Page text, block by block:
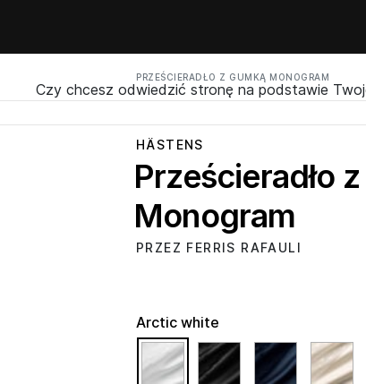
PRZEŚCIERADŁO Z GUMKĄ MONOGRAM
Czy chcesz odwiedzić stronę na podstawie
HÄSTENS
Prześcieradło
Monogram
PRZEZ FERRIS RAFAULI
Arctic white
selected